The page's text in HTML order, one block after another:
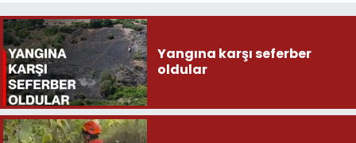
Yangına karşı seferber
oldular